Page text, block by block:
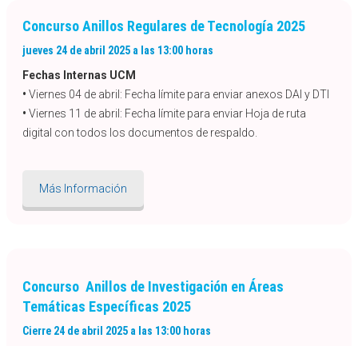
Concurso Anillos Regulares de Tecnología 2025
jueves 24 de abril 2025 a las 13:00 horas
Fechas Internas UCM
• Viernes 04 de abril: Fecha límite para enviar anexos DAI y DTI
• Viernes 11 de abril: Fecha límite para enviar Hoja de ruta
digital con todos los documentos de respaldo.
Más Información
Concurso Anillos de Investigación en Áreas
Temáticas Específicas 2025
Cierre 24 de abril 2025 a las 13:00 horas